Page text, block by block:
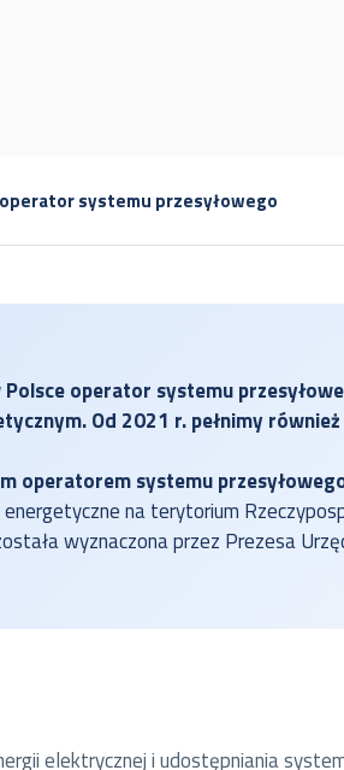
operator systemu przesyłowego
Polsce operator systemu
Od 2021 r. pełnimy
operatorem systemu
na terytorium
wyznaczona przez Prezesa
elektrycznej i udostępniania